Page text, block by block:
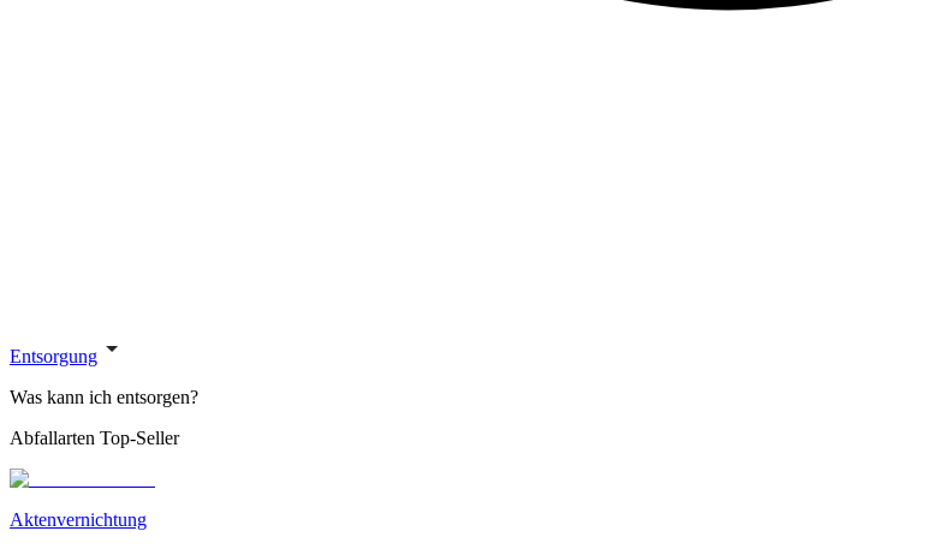
Entsorgung
Was kann ich entsorgen?
Abfallarten Top-Seller
Aktenvernichtung